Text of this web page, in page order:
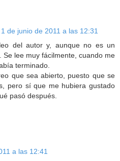
1 de junio de 2011 a las 12:31
del autor y, aunque no es un
Se lee muy fácilmente, cuando me
terminado.
que sea abierto, puesto que se
pero sí que me hubiera gustado
pasó después.
a las 12:41